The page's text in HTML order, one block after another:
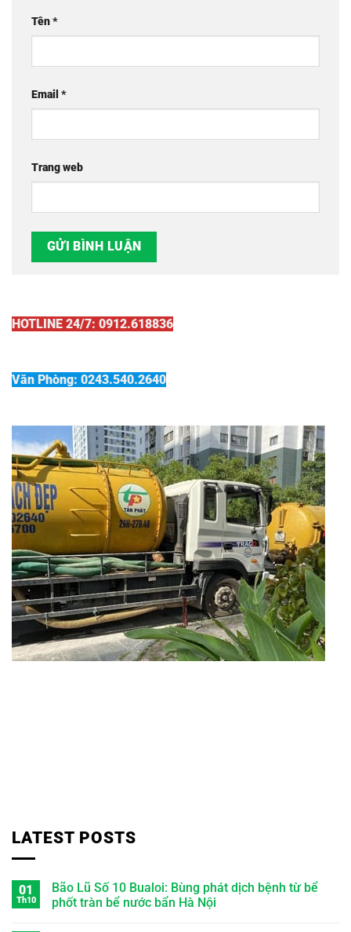
Tên*
Email *
Trang web
HOTLINE 24/7: 0912.618836
Văn Phòng: 0243.540.2640
LATEST POSTS
01
Th10
Bão Lũ Số 10 Bualoi: Bùng phát dịch bệnh từ bể
phốt tràn bể nước bẩn Hà Nội